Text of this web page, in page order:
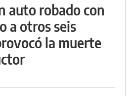
auto robado con
a otros seis
la muerte